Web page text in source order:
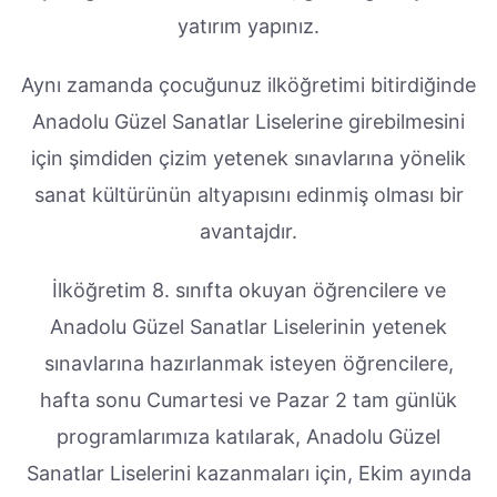
yatırım yapınız.
Aynı zamanda çocuğunuz ilköğretimi bitirdiğinde
Anadolu Güzel Sanatlar Liselerine girebilmesini
için şimdiden çizim yetenek sınavlarına yönelik
sanat kültürünün altyapısını edinmiş olması bir
avantajdır.
İlköğretim 8. sınıfta okuyan öğrencilere ve
Anadolu Güzel Sanatlar Liselerinin yetenek
sınavlarına hazırlanmak isteyen öğrencilere,
hafta sonu Cumartesi ve Pazar 2 tam günlük
programlarımıza katılarak, Anadolu Güzel
Sanatlar Liselerini kazanmaları için, Ekim ayında